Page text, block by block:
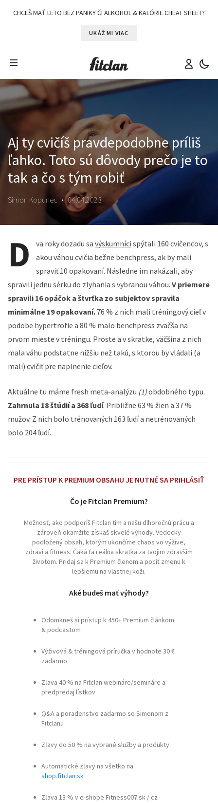
CHCEŠ MAŤ LETO BEZ PANIKY ČI ALKOHOL & KALÓRIE CHEAT SHEET?
UKÁŽ MI VIAC
Aj ty cvičíš pravdepodobne príliš
ľahko. Toto sú dôvody prečo je to
tak a čo s tým robiť
Simon Kopunec • 04.04.2023
D va roky dozadu sa výskumníci spýtali 160 cvičencov, s
akou váhou cvičia bežne benchpress, ak by mali
spraviť 10 opakovaní. Následne im nakázali, aby
spravili jednu sérku do zlyhania s vybranou váhou. V priemere
spravili 16 opáčok a štvrťka zo subjektov spravila
minimálne 19 opakovaní. 76 % z nich mali tréningový cieľ v
podobe hypertrofie a 80 % malo benchpress zväčša na
prvom mieste v tréningu. Proste a v skratke, väčšina z nich
mala váhu podstatne nižšiu než takú, s ktorou by vládali (a
mali) cvičiť pre naplnenie cieľov.
Aktuálne tu máme fresh meta-analýzu (1)obdobného typu.
Zahrnula 18 štúdií a 368 ľudí. Približne 63 % žien a 37 %
mužov. Z nich bolo trénovaných 163 ľudí a netrénovaných
bolo 204 ľudí.
PRE PRÍSTUP K PREMIUM OBSAHU JE NUTNÉ SA PRIHLÁSIŤ
Čo je Fitclan Premium?
Možnosť, ako podporíš Fitclan tím a našu dlhoročnú prácu a
zároveň okamžite získaš skvelé výhody. Vedecky
podložený obsah, ktorým ukončíme chaos vo výžive,
zdraví a fitness. Čaká ťa reálna skratka za tvojim zdravším
životom. Pridaj sa k Premium členom a pocíť zmenu k
lepšiemu na vlastnej koži.
Aké budeš mať výhody?
Odomkneš si prístup k 450+ Premium článkom
& podcastom
Výživová & tréningová príručka v hodnote 30 €
zadarmo
Zľava 40 % na Fitclan webináre/semináre a
predpredaj lístkov
Q&A a poradenstvo zadarmo so Simonom z
Fitclanu
Zľavy do 50 % na vybrané služby a produkty
Automatické zľavy na všetko na
shop.fitclan.sk
Zľava 13 % v e-shope Fitness007.sk / cz